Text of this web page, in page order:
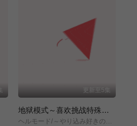
更新至5集
地狱模式～喜欢挑战特殊成就的玩家在废设定的异世界成为无双～第二季
ヘルモード/～やり込み好きのゲーマーは廃設定の異世界で無双する～/2nd/Season/